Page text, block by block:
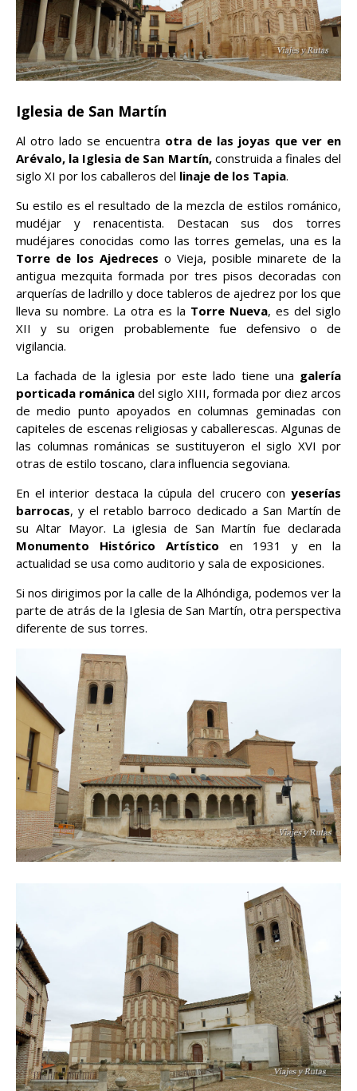
Iglesia de San Martín
Al otro lado se encuentra otra de las joyas que ver en
Arévalo, la Iglesia de San Martín,construida a finales del
siglo XI por los caballeros del linaje de los Tapia.
Su estilo es el resultado de la mezcla de estilos románico,
mudéjar y renacentista. Destacan sus dos torres
mudéjares conocidas como las torres gemelas, una es la
Torre de los Ajedreces o Vieja, posible minarete de la
antigua mezquita formada por tres pisos decoradas con
arquerías de ladrillo y doce tableros de ajedrez por los que
lleva su nombre. La otra es la Torre Nueva, es del siglo
XII y su origen probablemente fue defensivo o de
vigilancia.
La fachada de la iglesia por este lado tiene una galería
porticada románicadel siglo XIII, formada por diez arcos
de medio punto apoyados en columnas geminadas con
capiteles de escenas religiosas y caballerescas. Algunas de
las columnas románicas se sustituyeron el siglo XVI por
otras de estilo toscano, clara influencia segoviana.
En el interior destaca la cúpula del crucero con yeserías
barrocas, y el retablo barroco dedicado a San Martín de
su Altar Mayor. La iglesia de San Martín fue declarada
Monumento Histórico Artístico en 1931 y en la
actualidad se usa como auditorio y sala de exposiciones.
Si nos dirigimos por la calle de la Alhóndiga, podemos ver la
parte de atrás de la Iglesia de San Martín, otra perspectiva
diferente de sus torres.